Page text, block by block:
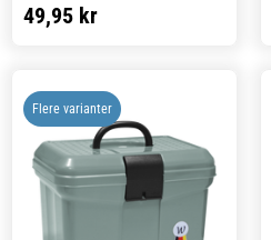
fjerner løs pels og skidt, mens
behagelig, afslappende
oplevelse for hesten.
49,95 kr
Flere varianter